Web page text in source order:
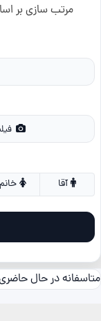
مرتب سازی بر
فیلمبرداری کلیپ و تیزر تبلیغاتی حرفه‌ای
خانم
متاسفانه در حال